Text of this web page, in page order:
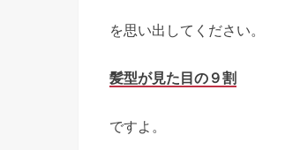
を思い出してください。
髪型が見た目の９割
ですよ。